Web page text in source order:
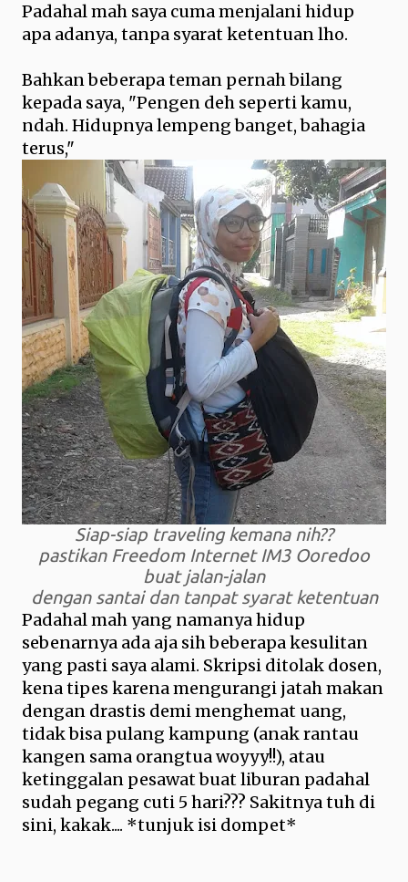
Padahal mah saya cuma menjalani hidup
apa adanya, tanpa syarat ketentuan lho.
Bahkan beberapa teman pernah bilang
kepada saya, "Pengen deh seperti kamu,
ndah. Hidupnya lempeng banget, bahagia
terus,"
Siap-siap traveling kemana nih??
pastikan Freedom Internet IM3 Ooredoo
buat jalan-jalan
dengan santai dan tanpat syarat ketentuan
Padahal mah yang namanya hidup
sebenarnya ada aja sih beberapa kesulitan
yang pasti saya alami. Skripsi ditolak dosen,
kena tipes karena mengurangi jatah makan
dengan drastis demi menghemat uang,
tidak bisa pulang kampung (anak rantau
kangen sama orangtua woyyy!!), atau
ketinggalan pesawat buat liburan padahal
sudah pegang cuti 5 hari??? Sakitnya tuh di
sini, kakak.... *tunjuk isi dompet*